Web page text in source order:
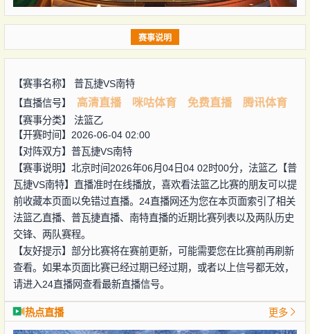
赛事说明
【赛事名称】 普瓦捷VS南特
【直播信号】
高清直播 咪咕体育 免费直播 腾讯体育
【赛事分类】 法篮乙
【开赛时间】2026-06-04 02:00
【对阵双方】 普瓦捷VS南特
【赛事说明】北京时间2026年06月04日04 02时00分，法篮乙【普
瓦捷VS南特】直播准时在线播放，喜欢看法篮乙比赛的朋友可以提
前收藏本页面以免错过直播。24直播网还为您在本页面索引了相关
法篮乙直播、普瓦捷直播、南特直播的近期比赛列表以及两队历史
交锋、两队赛程。
【友好提示】部分比赛将在赛前更新，可能需要您在比赛前再刷新
查看。如果本页面比赛已经过期已经过期，或者以上信号都无效，
请进入24直播网查看最新直播信号。
热点直播 更多